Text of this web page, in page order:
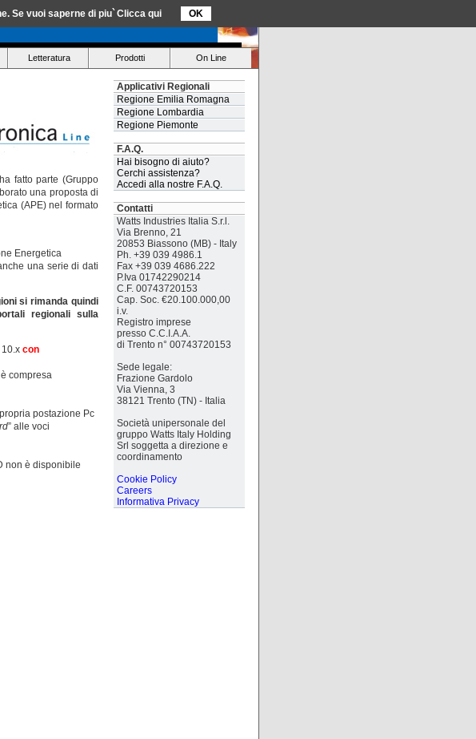
Letteratura Prodotti On Line
fatto parte (Gruppo
una proposta di
(APE) nel formato
Energetica
una serie di dati
si rimanda quindi
regionali sulla
con
compresa
postazione Pc
” alle voci
non è disponibile
Applicativi Regionali
Regione Emilia Romagna
Regione Lombardia
Regione Piemonte
F.A.Q.
Hai bisogno di aiuto?
Cerchi assistenza?
Accedi alla nostre F.A.Q.
Contatti
Watts Industries Italia S.r.l.
Via Brenno, 21
20853 Biassono (MB) - Italy
Ph. +39 039 4986.1
Fax +39 039 4686.222
P.Iva 01742290214
C.F. 00743720153
Cap. Soc. €20.100.000,00
i.v.
Registro imprese
presso C.C.I.A.A.
di Trento n° 00743720153
Sede legale:
Frazione Gardolo
Via Vienna, 3
38121 Trento (TN) - Italia
Società unipersonale del
gruppo Watts Italy Holding
Srl soggetta a direzione e
coordinamento
Cookie Policy
Careers
Informativa Privacy
Se vuoi saperne di piu`Clicca qui OK